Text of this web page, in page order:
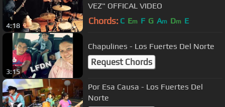
4:18
VEZ" OFFICAL VIDEO
Chords: C Em F G Am Dm E
3:15
Chapulines - Los Fuertes Del Norte
Request Chords
Por Esa Causa - Los Fuertes Del
Norte